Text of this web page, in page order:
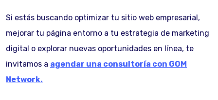
Si estás buscando optimizar tu sitio web empresarial,
mejorar tu página entorno a tu estrategia de marketing
digital o explorar nuevas oportunidades en línea, te
invitamos a agendar una consultoría con GOM
Network.